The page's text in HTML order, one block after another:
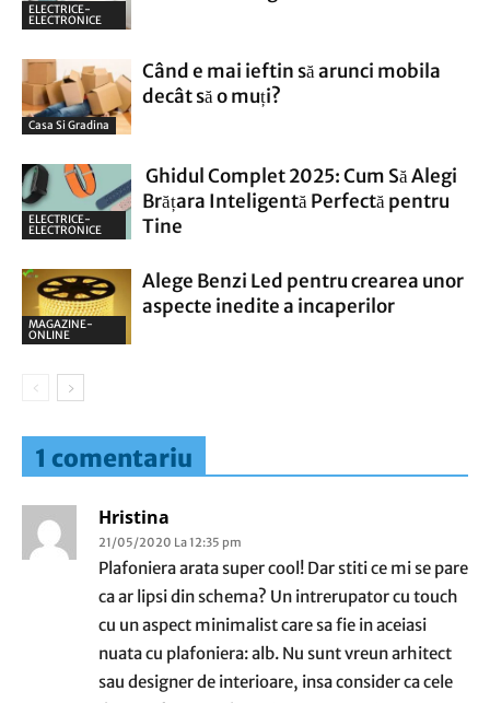
ELECTRICE-
ELECTRONICE
Casa Si Gradina
Când e mai ieftin să arunci mobila
decât să o muți?
ELECTRICE-
ELECTRONICE
Ghidul Complet 2025: Cum Să Alegi
Brățara Inteligentă Perfectă pentru
Tine
MAGAZINE-
ONLINE
Alege Benzi Led pentru crearea unor
aspecte inedite a incaperilor
1 comentariu
Hristina
21/05/2020 La 12:35 pm
Plafoniera arata super cool! Dar stiti ce mi se pare
ca ar lipsi din schema? Un intrerupator cu touch
cu un aspect minimalist care sa fie in aceiasi
nuata cu plafoniera: alb. Nu sunt vreun arhitect
sau designer de interioare, insa consider ca cele